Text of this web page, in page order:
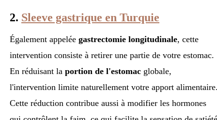
2. Sleeve gastrique en Turquie
Également appelée gastrectomie longitudinale, cette
intervention consiste à retirer une partie de votre estomac.
En réduisant la portion de l'estomac globale,
l'intervention limite naturellement votre apport
Cette réduction contribue aussi à modifier les hormones